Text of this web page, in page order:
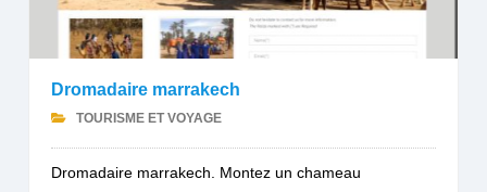
Dromadaire marrakech
TOURISME ET VOYAGE
Dromadaire marrakech. Montez un chameau